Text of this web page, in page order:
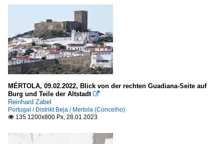
MÉRTOLA, 09.02.2022, Blick von der rechten Guadiana-Seite auf
Burg und Teile der Altstadt 
Reinhard Zabel
Portugal / Distrikt Beja / Mertola (Concelho)
 135 1200x800 Px, 28.01.2023